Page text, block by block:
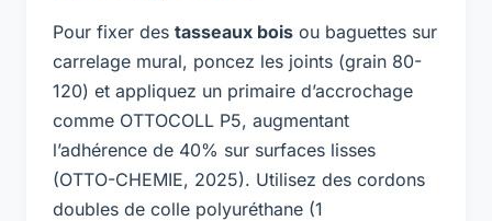
Pour fixer des tasseaux bois ou baguettes sur
carrelage mural, poncez les joints (grain 80-
120) et appliquez un primaire d’accrochage
comme OTTOCOLL P5, augmentant
l’adhérence de 40% sur surfaces lisses
(OTTO-CHEMIE, 2025). Utilisez des cordons
doubles de colle polyuréthane (1